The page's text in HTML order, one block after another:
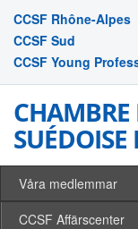
CCSF Rhône-Alpes
CCSF Sud
CCSF Young
CHAMBRE
SUÉDOISE
Våra medlemmar
CCSF Affärscenter